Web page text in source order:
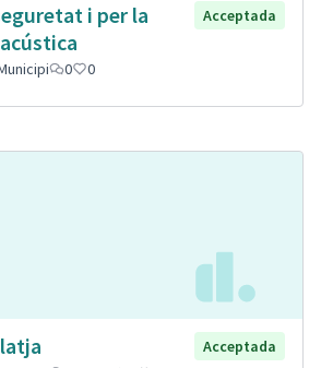
i per la
Acceptada
0 0
Acceptada